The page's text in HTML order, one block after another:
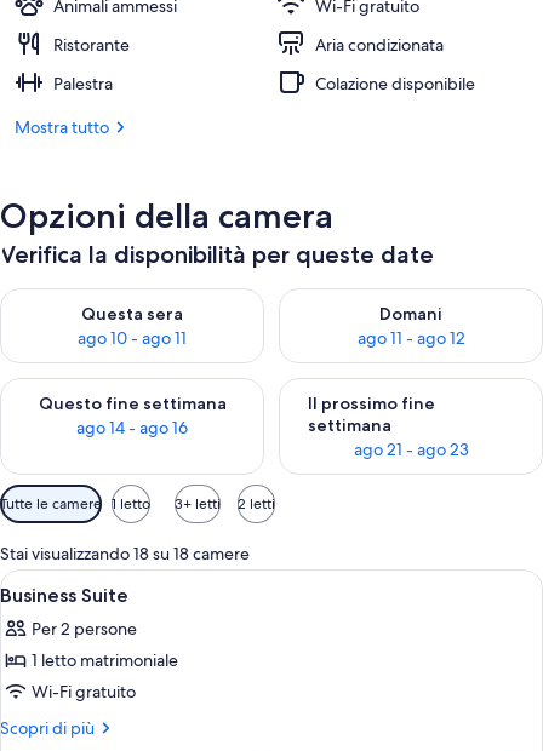
Sala rinfreschi
Animali ammessi
Wi-Fi gratuito
Ristorante
Aria condizionata
Palestra
Colazione disponibile
Mostra tutto
Opzioni della camera
Verifica la disponibilità per queste date
Questa sera
ago 10 - ago 11
Verifica la disponibilità per questa sera, ago 10 - ago 11
Domani
ago 11 - ago 12
Verifica la disponibilità per
Questo fine settimana
ago 14 - ago 16
Verifica la disponibilità per questo fine settimana, ago 14 -
Il prossimo fine
settimana
ago 21 - ago 23
Verifica la disponibilità per il
Filtri
disponibili
per
le
camere
Tutte le camere 1 letto 3+ letti 2 letti
Stai visualizzando 18 su 18 camere
Apri
tutte
le
foto
per
Business
Una camera d'albergo con un letto,
11
Business Suite
Per 2 persone
1 letto matrimoniale
Wi-Fi gratuito
Scopri di più
Altri